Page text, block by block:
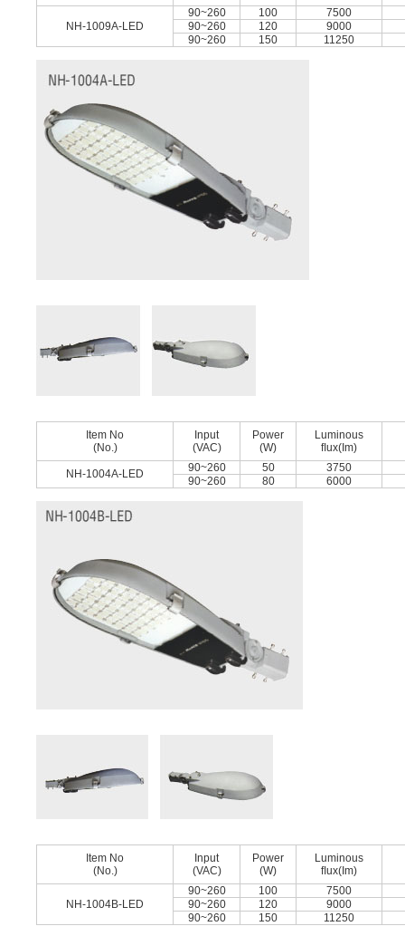
NH-1009A-LED
90~260 100
7500
90~260
120
9000
90~260
150 11250
Item No
(No.)
Input
(VAC)
Power
(W)
Luminous
ﬂux(Im)
NH-1004A-LED 90~260 50
3750
90~260
80 6000
Item No
(No.)
Input
(VAC)
Power
(W)
Luminous
ﬂux(Im)
NH-1004B-LED
90~260 100
7500
90~260
120
9000
90~260
150 11250